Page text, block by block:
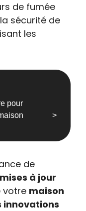
de fumée
sécurité de
les
pour
de
à jour
votre maison
innovations